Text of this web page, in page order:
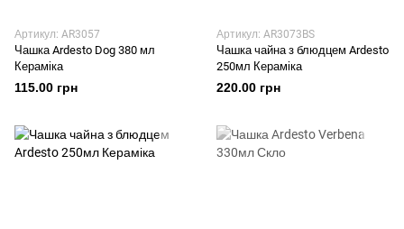
Артикул: AR3057
Чашка Ardesto Dog 380 мл
Кераміка
115.00 грн
Артикул: AR3073BS
Чашка чайна з блюдцем Ardesto
250мл Кераміка
220.00 грн